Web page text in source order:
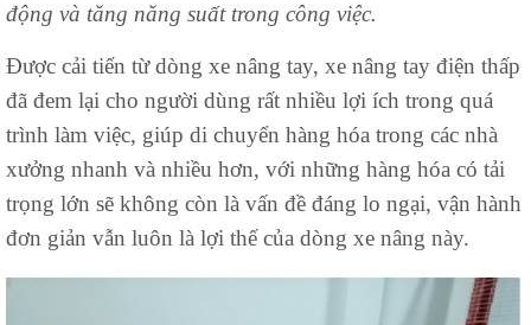
động và tăng năng suất trong công việc.
Được cải tiến từ dòng xe nâng tay, xe nâng tay điện thấp
đã đem lại cho người dùng rất nhiều lợi ích trong quá
trình làm việc, giúp di chuyển hàng hóa trong các nhà
xưởng nhanh và nhiều hơn, với những hàng hóa có tải
trọng lớn sẽ không còn là vấn đề đáng lo ngại, vận hành
đơn giản vẫn luôn là lợi thế của dòng xe nâng này.